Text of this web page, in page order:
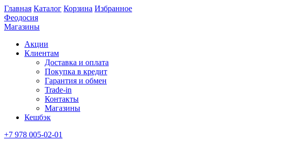
Главная Каталог Корзина Избранное
Феодосия
Магазины
Акции
Клиентам
Доставка и оплата
Покупка в кредит
Гарантия и обмен
Trade-in
Контакты
Магазины
Кешбэк
+7 978 005-02-01